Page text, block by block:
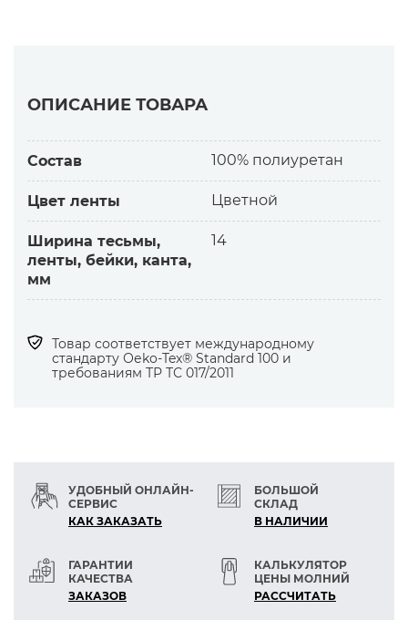
ОПИСАНИЕ ТОВАРА
Состав 100% полиуретан
Цвет ленты Цветной
Ширина тесьмы,
ленты, бейки, канта,
мм
14
Товар соответствует международному
стандарту Оеko-Tex® Standard 100 и
требованиям ТР ТС 017/2011
УДОБНЫЙ ОНЛАЙН-
СЕРВИС
КАК ЗАКАЗАТЬ
БОЛЬШОЙ
СКЛАД
В НАЛИЧИИ
ГАРАНТИИ
КАЧЕСТВА
ЗАКАЗОВ
КАЛЬКУЛЯТОР
ЦЕНЫ МОЛНИЙ
РАСCЧИТАТЬ